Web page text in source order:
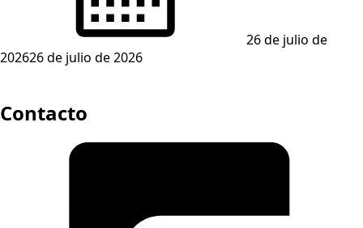
26 de julio de
202626 de julio de 2026
Contacto